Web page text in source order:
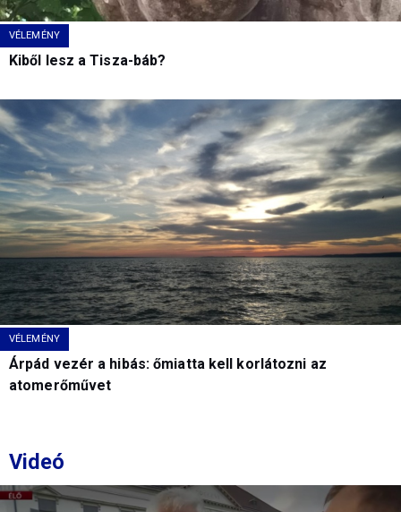
VÉLEMÉNY
Kiből lesz a Tisza-báb?
VÉLEMÉNY
Árpád vezér a hibás: őmiatta kell korlátozni az
atomerőművet
Videó